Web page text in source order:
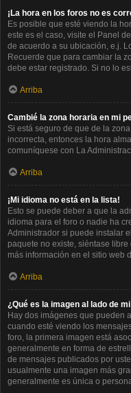
¡La hora en los foros no es
Es posible que esté viendo la
este es el caso, visite el Panel
de acuerdo a su ubicación, e.j.
Recuerde que para cambiar la
debe estar registrado. Si no lo
Arriba
Cambié la zona horaria en mi
Si está seguro de que de la
incorrecta, entonces la hora
comuníquese con La
Arriba
¡Mi idioma no está en la lista!
Esto se puede deber a que la
idioma para el foro o nadie ha
Administrador si puede instalar
paquete no existe, siéntase
más información en el sitio web
Arriba
¿Qué es la imagen al lado de
Hay dos imágenes que pueden
cuando esté viendo los
foro, la primera imagen está
generalmente en forma de
de mensajes publicados por
usualmente una imagen más
generalmente es única o